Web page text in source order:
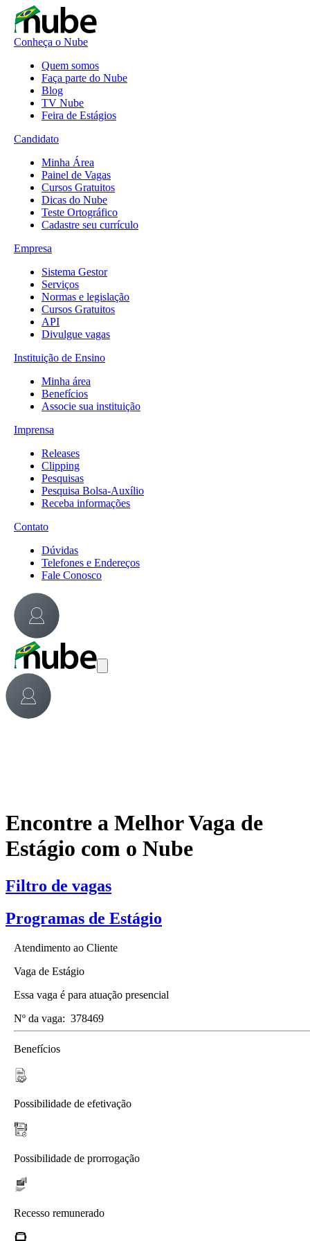
Conheça o Nube
Quem somos
Faça parte do Nube
Blog
TV Nube
Feira de Estágios
Candidato
Minha Área
Painel de Vagas
Cursos Gratuitos
Dicas do Nube
Teste Ortográfico
Cadastre seu currículo
Empresa
Sistema Gestor
Serviços
Normas e legislação
Cursos Gratuitos
API
Divulgue vagas
Instituição de Ensino
Minha área
Benefícios
Associe sua instituição
Imprensa
Releases
Clipping
Pesquisas
Pesquisa Bolsa-Auxílio
Receba informações
Contato
Dúvidas
Telefones e Endereços
Fale Conosco
Encontre a Melhor Vaga de
Estágio com o Nube
Filtro de vagas
Programas de Estágio
Atendimento ao Cliente
Vaga de Estágio
Essa vaga é para atuação presencial
Nº da vaga: 378469
Benefícios
Possibilidade de efetivação
Possibilidade de prorrogação
Recesso remunerado